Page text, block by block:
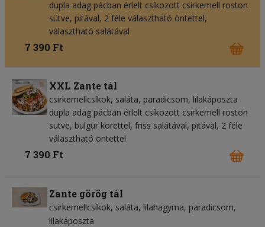
dupla adag pácban érlelt csíkozott csirkemell roston
sütve, pitával, 2 féle választható öntettel,
választható salátával
7 390 Ft
XXL Zante tál
csirkemellcsíkok saláta paradicsom lilakáposzta
dupla adag pácban érlelt csíkozott csirkemell roston
sütve, bulgur körettel, friss salátával, pitával, 2 féle
választható öntettel
7 390 Ft
Zante görög tál
csirkemellcsíkok saláta lilahagyma paradicsom
lilakáposzta